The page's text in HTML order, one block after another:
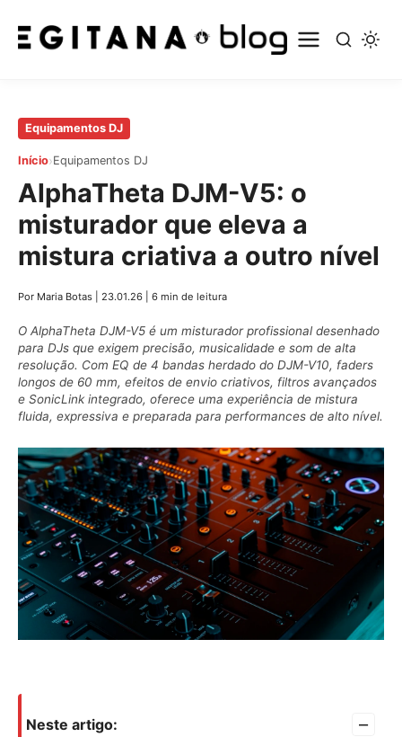
Pular
conteúdo
principal
Equipamentos DJ
Início›Equipamentos DJ
AlphaTheta DJM-V5: o
misturador que eleva a
mistura criativa a outro nível
Por Maria Botas 23.01.26 6 min de leitura
O AlphaTheta DJM-V5 é um misturador profissional desenhado
para DJs que exigem precisão, musicalidade e som de alta
resolução. Com EQ de 4 bandas herdado do DJM-V10, faders
longos de 60 mm, efeitos de envio criativos, filtros avançados
e SonicLink integrado, oferece uma experiência de mistura
fluida, expressiva e preparada para performances de alto nível.
Neste artigo: –